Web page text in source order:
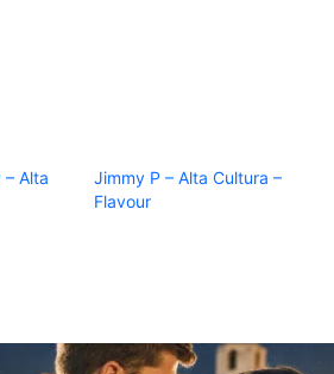
Alta
Jimmy P – Alta Cultura –
Flavour